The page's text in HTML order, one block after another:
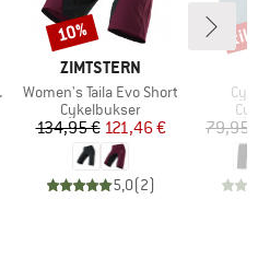
MÆRKE
ZIMTSTERN
Artikel
Women's Taila Evo Short
Produktgruppe
Cykelbukser
Pris
134,95 €Nedsat pris
121,46 €
5,0(2)
Rabat
10%
79,95
til